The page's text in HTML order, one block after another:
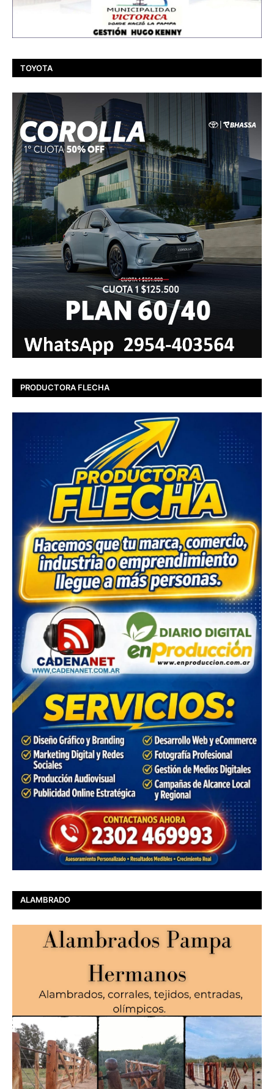
TOYOTA
PRODUCTORA FLECHA
ALAMBRADO